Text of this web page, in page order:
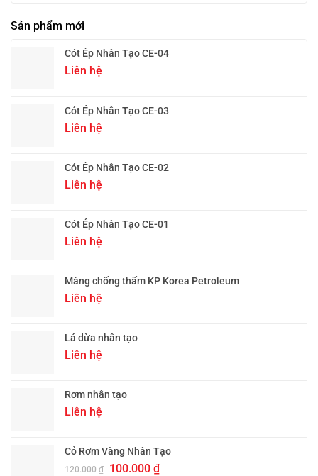
Sản phẩm mới
Cót Ép Nhân Tạo CE-04
Liên hệ
Cót Ép Nhân Tạo CE-03
Liên hệ
Cót Ép Nhân Tạo CE-02
Liên hệ
Cót Ép Nhân Tạo CE-01
Liên hệ
Màng chống thấm KP Korea Petroleum
Liên hệ
Lá dừa nhân tạo
Liên hệ
Rơm nhân tạo
Liên hệ
Cỏ Rơm Vàng Nhân Tạo
120.000₫ 100.000 ₫